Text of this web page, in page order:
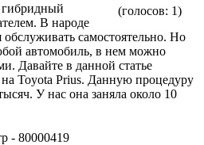
(голосов: 1)
В народе
обслуживать самостоятельно. Но
автомобиль, в нем можно
Давайте в данной статье
Toyota Prius. Данную процедуру
У нас она заняла около 10
- 80000419